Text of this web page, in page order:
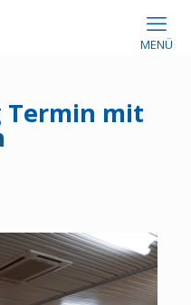
MENÜ
Termin mit